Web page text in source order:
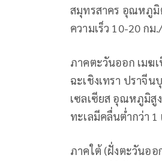
สมุทรสาคร อุณหภูมิ
ความเร็ว 10-20 กม
ภาคตะวันออก เมฆ
ฉะเชิงเทรา ปราจี
เซลเซียส อุณหภูมิสู
ทะเลมีคลื่นต่ำกว่า
ภาคใต้ (ฝั่งตะวันอ